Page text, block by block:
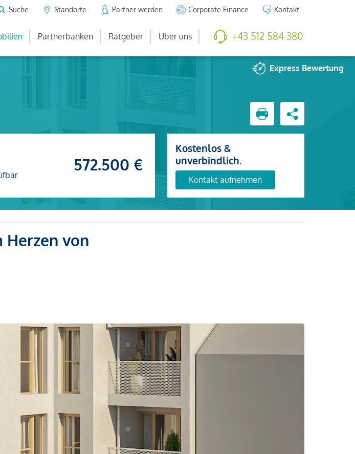
Suche Standorte Partner werden Corporate Finance Kontakt
Partnerbanken Ratgeber Über uns +43 512 584 380
Express Bewertung
572.500 €
Kostenlos &
unverbindlich.
Kontakt aufnehmen
von